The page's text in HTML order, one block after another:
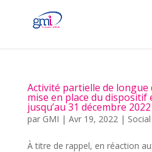
Activité partielle de longue
mise en place du
jusqu’au 31 décembre 2022
par GMI | Avr 19, 2022| Social
À titre de rappel, en réaction